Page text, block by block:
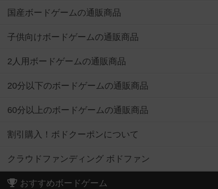
国産ボードゲームの通販商品
子供向けボードゲームの通販商品
2人用ボードゲームの通販商品
20分以下のボードゲームの通販商品
60分以上のボードゲームの通販商品
割引購入！ボドクーポンについて
クラウドファンディング ボドファン
おすすめボードゲーム